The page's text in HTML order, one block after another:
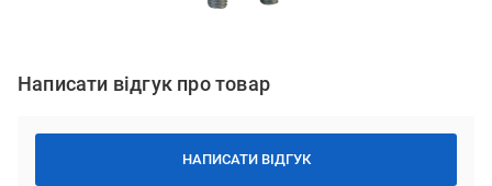
Написати відгук про товар
НАПИСАТИ ВІДГУК